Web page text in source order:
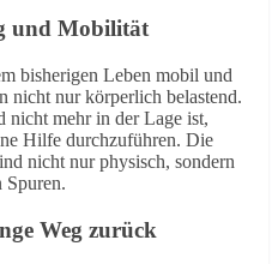
und Mobilität
bisherigen Leben mobil und
nicht nur körperlich belastend.
nicht mehr in der Lage ist,
Hilfe durchzuführen. Die
nicht nur physisch, sondern
Spuren.
Weg zurück